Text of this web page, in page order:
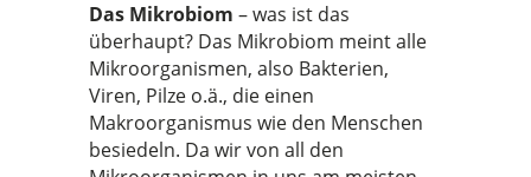
Das Mikrobiom – was ist das
überhaupt? Das Mikrobiom meint alle
Mikroorganismen, also Bakterien,
Viren, Pilze o.ä., die einen
Makroorganismus wie den Menschen
besiedeln. Da wir von all den